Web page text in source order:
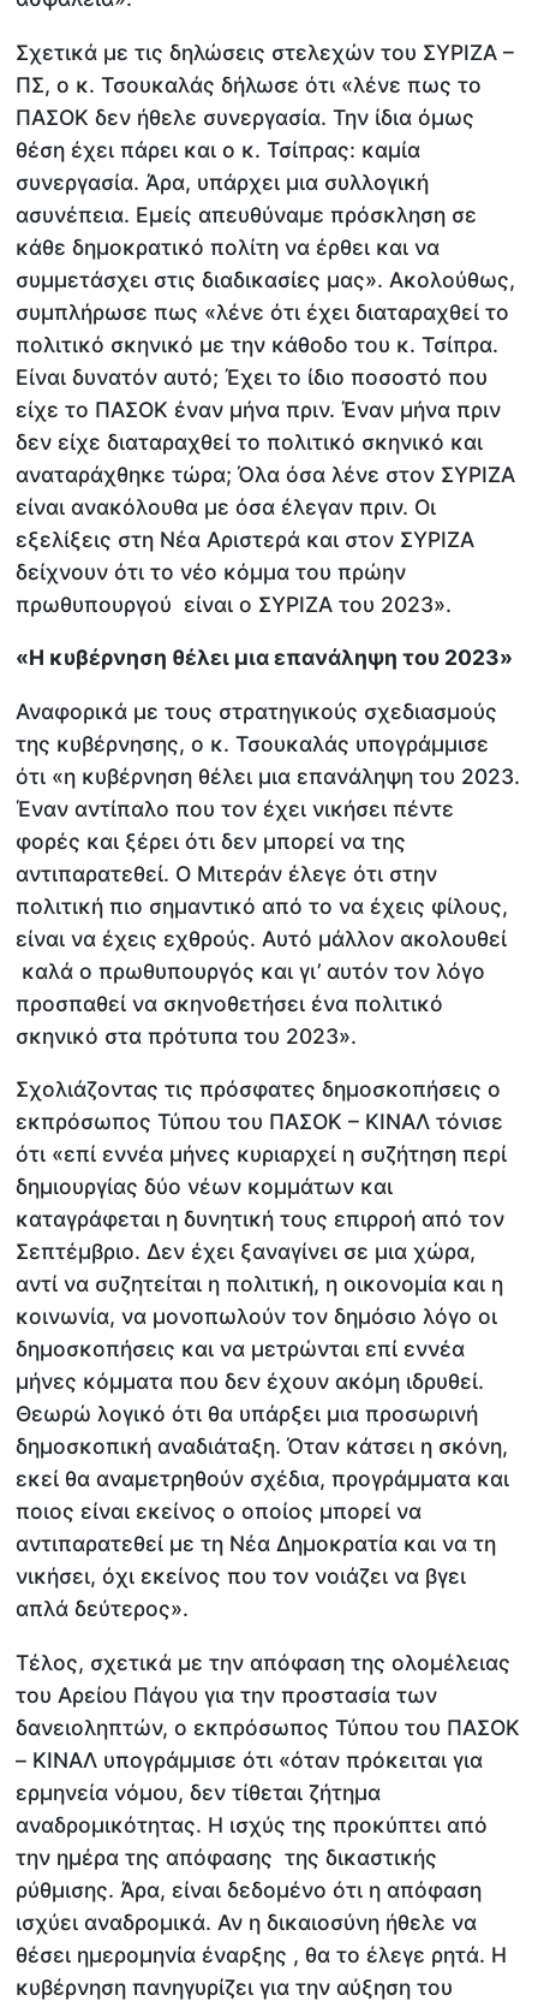
Σχετικά με τις δηλώσεις στελεχών του ΣΥΡΙΖΑ –
ΠΣ, ο κ. Τσουκαλάς δήλωσε ότι «λένε πως το
ΠΑΣΟΚ δεν ήθελε συνεργασία. Την ίδια όμως
θέση έχει πάρει και ο κ. Τσίπρας: καμία
συνεργασία. Άρα, υπάρχει μια συλλογική
ασυνέπεια. Εμείς απευθύναμε πρόσκληση σε
κάθε δημοκρατικό πολίτη να έρθει και να
συμμετάσχει στις διαδικασίες μας». Ακολούθως,
συμπλήρωσε πως «λένε ότι έχει διαταραχθεί το
πολιτικό σκηνικό με την κάθοδο του κ. Τσίπρα.
Είναι δυνατόν αυτό; Έχει το ίδιο ποσοστό που
είχε το ΠΑΣΟΚ έναν μήνα πριν. Έναν μήνα πριν
δεν είχε διαταραχθεί το πολιτικό σκηνικό και
αναταράχθηκε τώρα; Όλα όσα λένε στον ΣΥΡΙΖΑ
είναι ανακόλουθα με όσα έλεγαν πριν. Οι
εξελίξεις στη Νέα Αριστερά και στον ΣΥΡΙΖΑ
δείχνουν ότι το νέο κόμμα του πρώην
πρωθυπουργού είναι ο ΣΥΡΙΖΑ του 2023».
«Η κυβέρνηση θέλει μια επανάληψη του 2023»
Αναφορικά με τους στρατηγικούς σχεδιασμούς
της κυβέρνησης, ο κ. Τσουκαλάς υπογράμμισε
ότι «η κυβέρνηση θέλει μια επανάληψη του 2023.
Έναν αντίπαλο που τον έχει νικήσει πέντε
φορές και ξέρει ότι δεν μπορεί να της
αντιπαρατεθεί. Ο Μιτεράν έλεγε ότι στην
πολιτική πιο σημαντικό από το να έχεις φίλους,
είναι να έχεις εχθρούς. Αυτό μάλλον ακολουθεί
καλά ο πρωθυπουργός και γι’ αυτόν τον λόγο
προσπαθεί να σκηνοθετήσει ένα πολιτικό
σκηνικό στα πρότυπα του 2023».
Σχολιάζοντας τις πρόσφατες δημοσκοπήσεις ο
εκπρόσωπος Τύπου του ΠΑΣΟΚ – ΚΙΝΑΛ τόνισε
ότι «επί εννέα μήνες κυριαρχεί η συζήτηση περί
δημιουργίας δύο νέων κομμάτων και
καταγράφεται η δυνητική τους επιρροή από τον
Σεπτέμβριο. Δεν έχει ξαναγίνει σε μια χώρα,
αντί να συζητείται η πολιτική, η οικονομία και η
κοινωνία, να μονοπωλούν τον δημόσιο λόγο οι
δημοσκοπήσεις και να μετρώνται επί εννέα
μήνες κόμματα που δεν έχουν ακόμη ιδρυθεί.
Θεωρώ λογικό ότι θα υπάρξει μια προσωρινή
δημοσκοπική αναδιάταξη. Όταν κάτσει η σκόνη,
εκεί θα αναμετρηθούν σχέδια, προγράμματα και
ποιος είναι εκείνος ο οποίος μπορεί να
αντιπαρατεθεί με τη Νέα Δημοκρατία και να τη
νικήσει, όχι εκείνος που τον νοιάζει να βγει
απλά δεύτερος».
Τέλος, σχετικά με την απόφαση της ολομέλειας
του Αρείου Πάγου για την προστασία των
δανειοληπτών, ο εκπρόσωπος Τύπου του ΠΑΣΟΚ
– ΚΙΝΑΛ υπογράμμισε ότι «όταν πρόκειται για
ερμηνεία νόμου, δεν τίθεται ζήτημα
αναδρομικότητας. Η ισχύς της προκύπτει από
την ημέρα της απόφασης της δικαστικής
ρύθμισης. Άρα, είναι δεδομένο ότι η απόφαση
ισχύει αναδρομικά. Αν η δικαιοσύνη ήθελε να
θέσει ημερομηνία έναρξης , θα το έλεγε ρητά. Η
κυβέρνηση πανηγυρίζει για την αύξηση του